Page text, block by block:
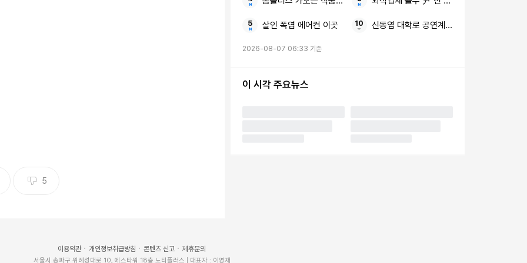
물었고, 영수는 "오후가 있을지 모르겠다"면서 "끝까
5
살인 폭염 에어컨 이곳 신동엽 대학로 공연계 비하 논란
2026-08-07 06:33 기준
이 시각 주요뉴스
이용약관 개인정보취급방침 콘텐츠 신고 제휴문의
서울시 송파구 위례성대로 10, 에스타워 18층 노티플러스 | 대표자 : 이영재